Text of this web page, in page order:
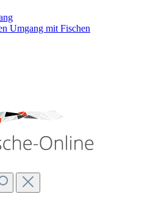
Umgang mit Fischen